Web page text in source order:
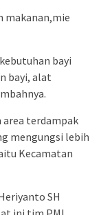
makanan,mie
bayi
bayi, alat
area terdampak
mengungsi lebih
Kecamatan
SH